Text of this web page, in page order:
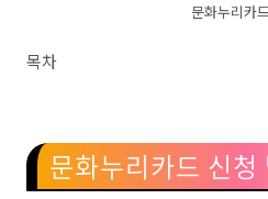
문화누리카
목차
문화누리카드 신청